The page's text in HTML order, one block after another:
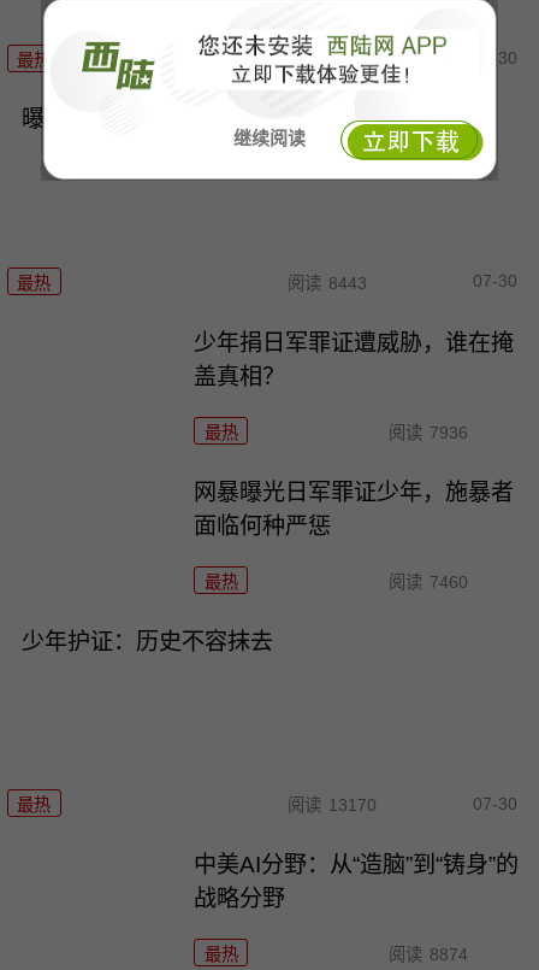
继续阅读
最热 阅读 9531 07-30
曝光日军罪证，日本究竟在怕什么？
最热 阅读 8443 07-30
少年捐日军罪证遭威胁，谁在掩
盖真相？
最热 阅读 7936
网暴曝光日军罪证少年，施暴者
面临何种严惩
最热 阅读 7460
少年护证：历史不容抹去
最热 阅读 13170 07-30
中美AI分野：从“造脑”到“铸身”的
战略分野
最热 阅读 8874